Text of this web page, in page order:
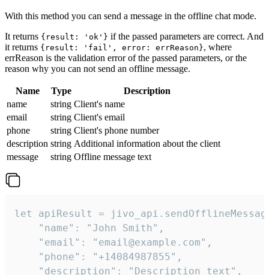
With this method you can send a message in the offline chat mode.
It returns {result: 'ok'} if the passed parameters are correct. And
it returns {result: 'fail', error: errReason}, where
errReason is the validation error of the passed parameters, or the
reason why you can not send an offline message.
Name Type
Description
name
string Client's name
email
string Client's email
phone
string Client's phone number
description string Additional information about the client
message
string Offline message text
let apiResult =
    "name": "John Smith",
    "email": "email@example.com",
    "phone": "+14084987855",
    "description": "Description text",